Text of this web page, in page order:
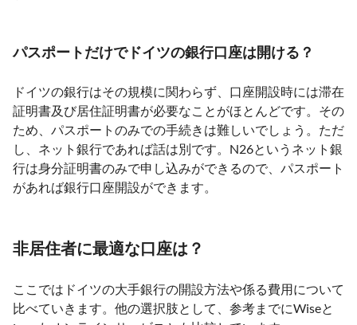
パスポートだけでドイツの銀行口座は開ける？
ドイツの銀行はその規模に関わらず、口座開設時には滞在
証明書及び居住証明書が必要なことがほとんどです。その
ため、パスポートのみでの手続きは難しいでしょう。ただ
し、ネット銀行であれば話は別です。N26というネット銀
行は身分証明書のみで申し込みができるので、パスポート
があれば銀行口座開設ができます。
非居住者に最適な口座は？
ここではドイツの大手銀行の開設方法や係る費用について
比べていきます。他の選択肢として、参考までにWiseと